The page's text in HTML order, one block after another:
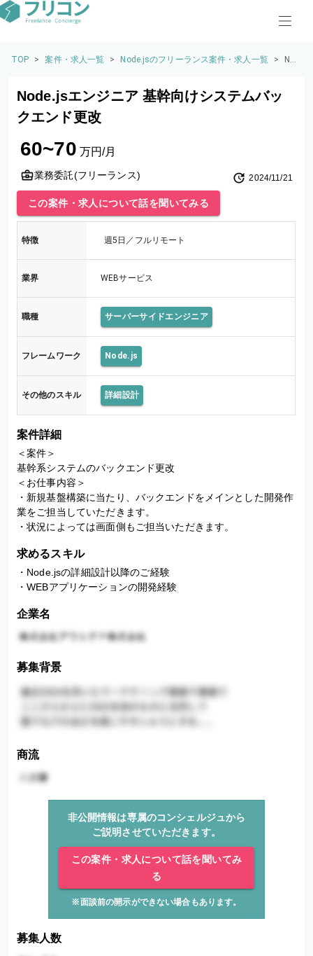
TOP > 案件・求人一覧 > Node.jsのフリーランス案件・求人一覧 >
No
向
テ
ッ
ン
改
Node.jsエンジニア 基幹向けシステムバッ
クエンド更改
60~70 万円/月
業務委託(フリーランス) 2024/11/21
この案件・求人について話を聞いてみる
特徴 週5日／フルリモート
業界 WEBサービス
職種 サーバーサイドエンジニア
フレームワーク Node.js
その他のスキル 詳細設計
案件詳細
＜案件＞
基幹系システムのバックエンド更改
＜お仕事内容＞
・新規基盤構築に当たり、バックエンドをメインとした開発作
業をご担当していただきます。
・状況によっては画面側もご担当いただきます。
求めるスキル
・Node.jsの詳細設計以降のご経験
・WEBアプリケーションの開発経験
企業名
募集背景
商流
非公開情報は専属のコンシェルジュから
ご説明させていただきます。
この案件・求人について話を聞いてみ
る
※面談前の開示ができない場合もあります。
募集人数